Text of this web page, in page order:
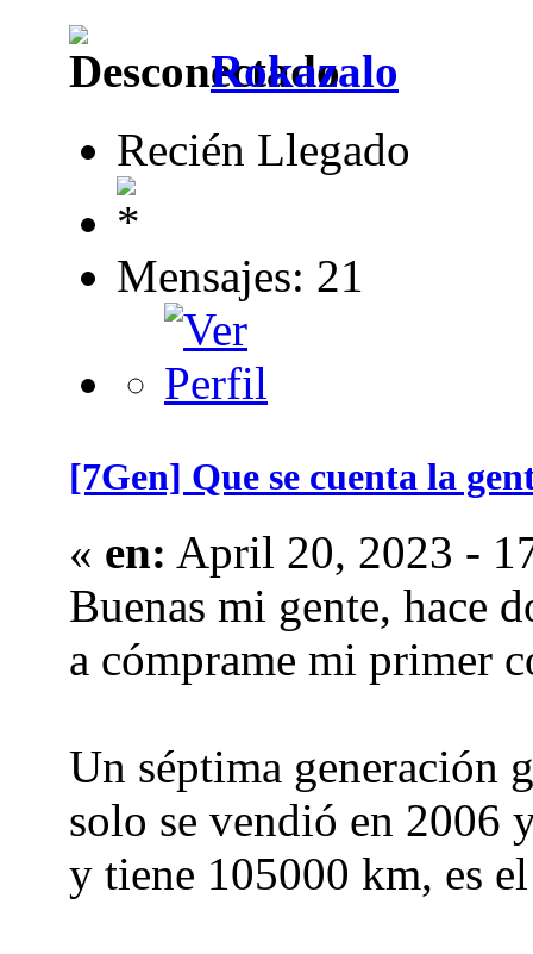
Rokazalo
Recién Llegado
Mensajes: 21
[7Gen] Que se cuenta la
« en: April 20, 2023 -
Buenas mi gente, hace
a cómprame mi primer
Un séptima generación
solo se vendió en 2006
y tiene 105000 km, es